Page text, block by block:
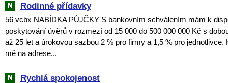
Rodinné přídavky
56 vcbx NABÍDKA PŮJČKY S bankovním schválením mám k
poskytování úvěrů v rozmezí od 15 000 do 500 000 000 Kč s
až 25 let a úrokovou sazbou 2 % pro firmy a 1,5 % pro jednotlivce.
mě na adrese...
Rychlá spokojenost